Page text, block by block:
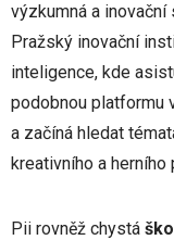
výzkumná a
Pražský inovační
inteligence, kde
podobnou platformu
a začíná hledat
kreativního a herního
Pii rovněž chystá